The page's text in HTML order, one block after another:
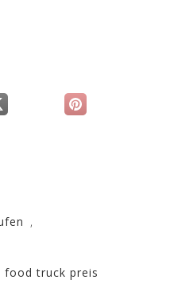
scheda)
apre in una nuova scheda)
(si apre in una
,
food truck preis